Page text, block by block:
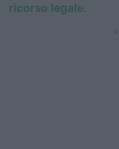
Super Rugby
ricorso legale.